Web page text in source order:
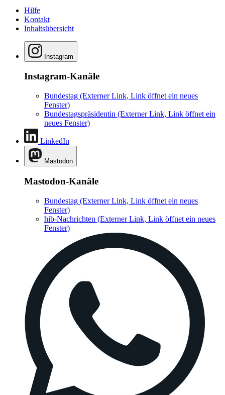
Hilfe
Kontakt
Inhaltsübersicht
Instagram
Instagram-Kanäle
Bundestag (Externer Link, Link öffnet ein neues
Fenster)
Bundestagspräsidentin (Externer Link, Link öffnet ein
neues Fenster)
LinkedIn
Mastodon
Mastodon-Kanäle
Bundestag (Externer Link, Link öffnet ein neues
Fenster)
hib-Nachrichten (Externer Link, Link öffnet ein neues
Fenster)